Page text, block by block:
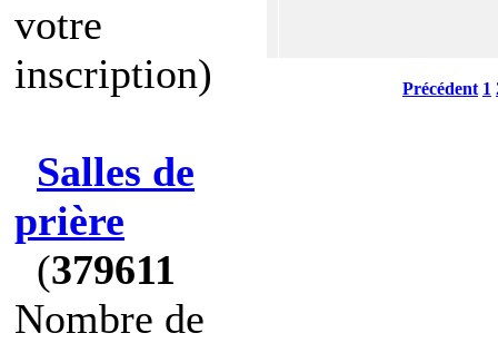
votre
inscription)
Salles de
prière
(379611
Nombre de
Précédent 1